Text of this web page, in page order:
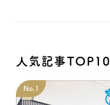
人気記事TOP10